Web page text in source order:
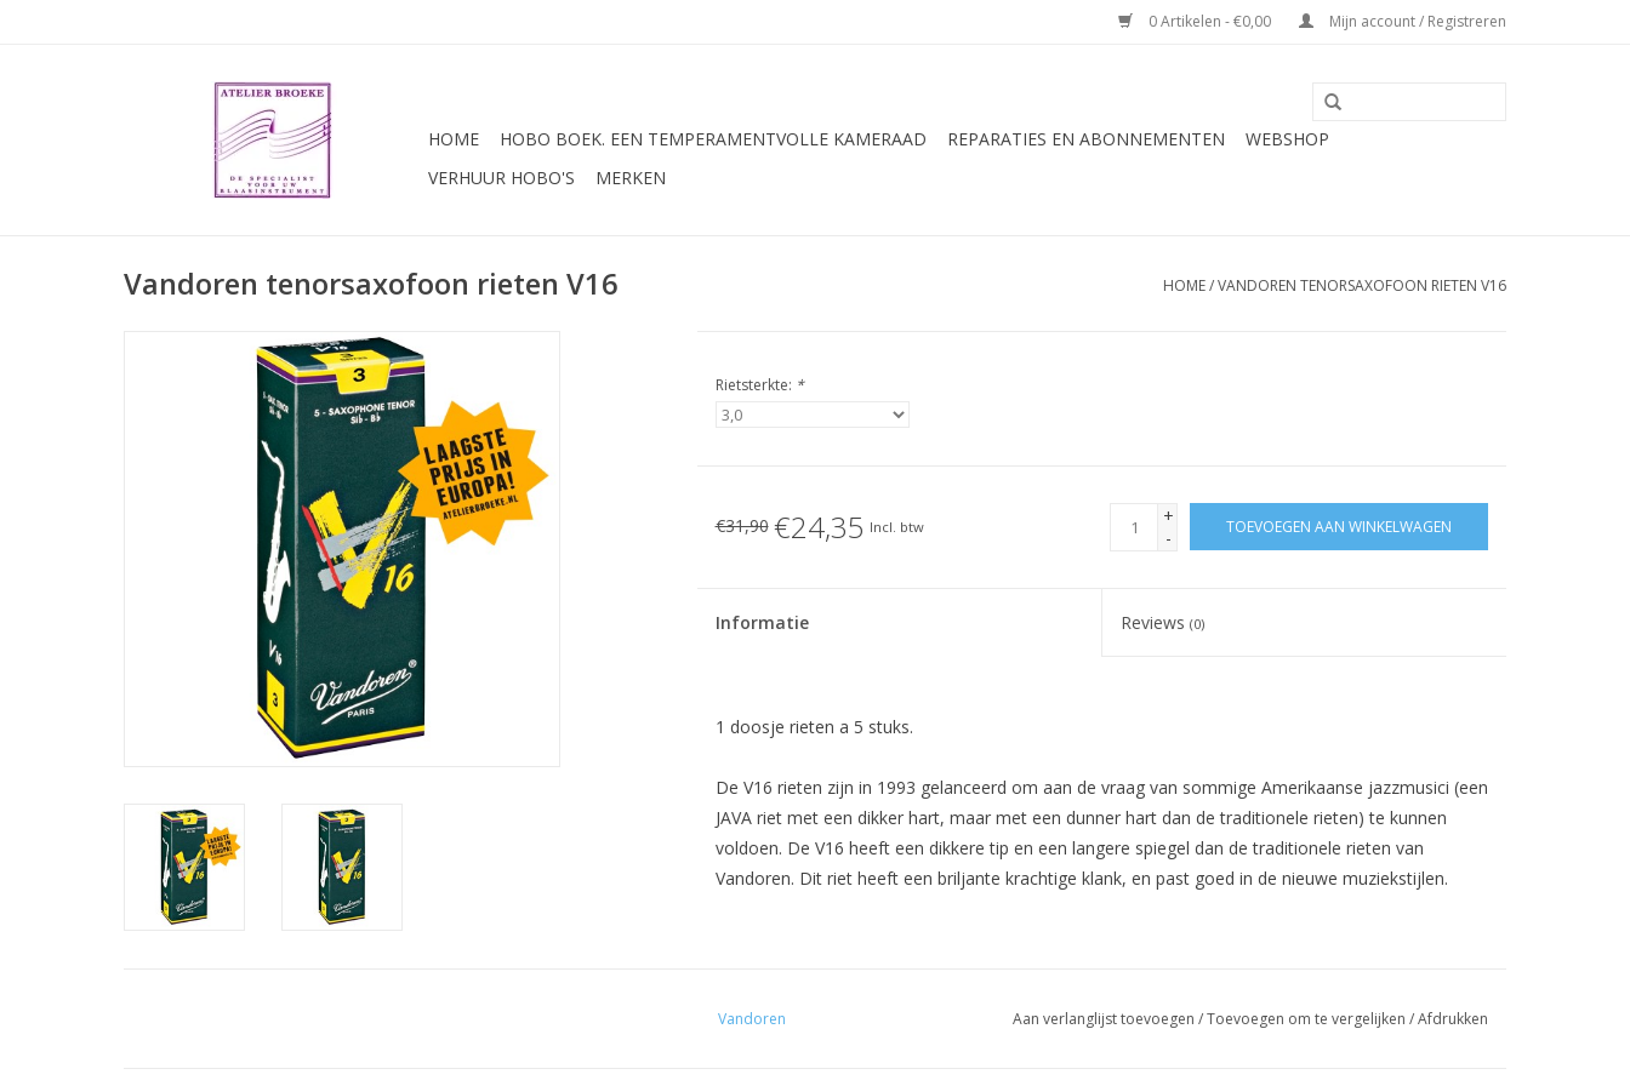
0 Artikelen - €0,00 Mijn account / Registreren
HOME HOBO BOEK. EEN TEMPERAMENTVOLLE KAMERAAD REPARATIES EN ABONNEMENTEN
WEBSHOP
VERHUUR HOBO'S
MERKEN
Vandoren tenorsaxofoon rieten V16 HOME/VANDOREN TENORSAXOFOON RIETEN V16
Rietsterkte: *
€31,90 €24,35 Incl. btw
+
-
TOEVOEGEN AAN WINKELWAGEN
Informatie Reviews(0)
1 doosje rieten a 5 stuks.
De V16 rieten zijn in 1993 gelanceerd om aan de vraag van sommige Amerikaanse jazzmusici (een
JAVA riet met een dikker hart, maar met een dunner hart dan de traditionele rieten) te kunnen
voldoen. De V16 heeft een dikkere tip en een langere spiegel dan de traditionele rieten van
Vandoren. Dit riet heeft een briljante krachtige klank, en past goed in de nieuwe muziekstijlen.
Vandoren Aan verlanglijst toevoegen /Toevoegen om te vergelijken /Afdrukken